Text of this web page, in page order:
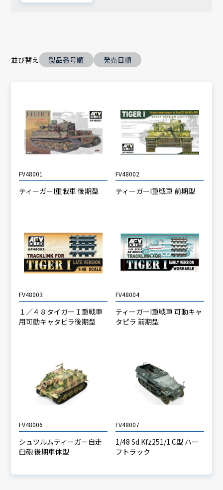
並び替え 製品番号順 発売日順
FV48001
ティーガーI重戦車 後期型
FV48002
ティーガーI重戦車 前期型
FV48003
１／４８タイガーＩ重戦車
用可動キャタピラ後期型
FV48004
ティーガーI重戦車 可動キャ
タピラ 前期型
FV48006
シュツルムティーガー自走
臼砲 後期車体型
FV48007
1/48 Sd.Kfz251/1 C型 ハー
フトラック